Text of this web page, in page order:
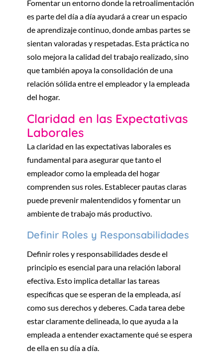
Fomentar un entorno donde la retroalimentación
es parte del día a día ayudará a crear un espacio
de aprendizaje continuo, donde ambas partes se
sientan valoradas y respetadas. Esta práctica no
solo mejora la calidad del trabajo realizado, sino
que también apoya la consolidación de una
relación sólida entre el empleador y la empleada
del hogar.
Claridad en las Expectativas
Laborales
La claridad en las expectativas laborales es
fundamental para asegurar que tanto el
empleador como la empleada del hogar
comprenden sus roles. Establecer pautas claras
puede prevenir malentendidos y fomentar un
ambiente de trabajo más productivo.
Definir Roles y Responsabilidades
Definir roles y responsabilidades desde el
principio es esencial para una relación laboral
efectiva. Esto implica detallar las tareas
específicas que se esperan de la empleada, así
como sus derechos y deberes. Cada tarea debe
estar claramente delineada, lo que ayuda a la
empleada a entender exactamente qué se espera
de ella en su día a día.